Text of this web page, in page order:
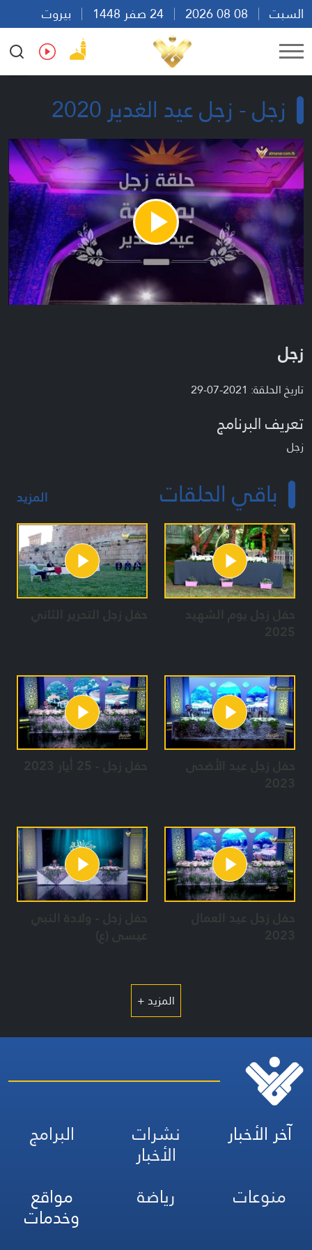
السبت
بيروت
12:11
Ar En Fr Es
زجل - زجل عيد الغدير 2020
Play
Video
زجل
تاريخ الحلقة: 2021-07-29
تعريف البرنامج
زجل
باقي الحلقات المزيد
حفل زجل يوم الشهيد
2025
حفل زجل التحرير الثاني
حفل زجل عيد الأضحى
2023
حفل زجل - 25 أيار 2023
حفل زجل عيد العمال
2023
حفل زجل - ولادة النبي
عيسى (ع)
المزيد +
آخر الأخبار نشرات
الأخبار
البرامج
منوعات
رياضة مواقع
وخدمات